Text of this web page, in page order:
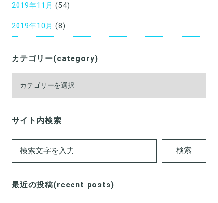
2019年11月 (54)
2019年10月 (8)
カテゴリー(category)
ー
(category)
サイト内検索
検索
最近の投稿(recent posts)